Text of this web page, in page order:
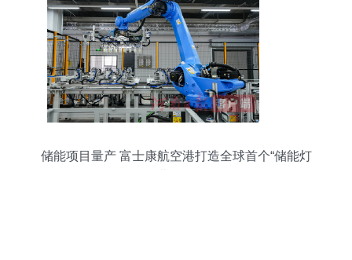
储能项目量产 富士康航空港打造全球首个“储能灯